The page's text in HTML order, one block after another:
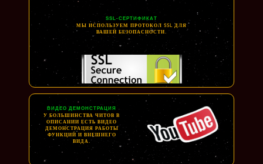
SSL-СЕРТИФИКАТ
МЫ ИСПОЛЬЗУЕМ ПРОТОКОЛ SSL ДЛЯ
ВАШЕЙ БЕЗОПАСНОСТИ.
ВИДЕО ДЕМОНСТРАЦИЯ
У БОЛЬШИНСТВА ЧИТОВ В
ОПИСАНИИ ЕСТЬ ВИДЕО
ДЕМОНСТРАЦИЯ РАБОТЫ
ФУНКЦИЙ И ВНЕШНЕГО
ВИДА.